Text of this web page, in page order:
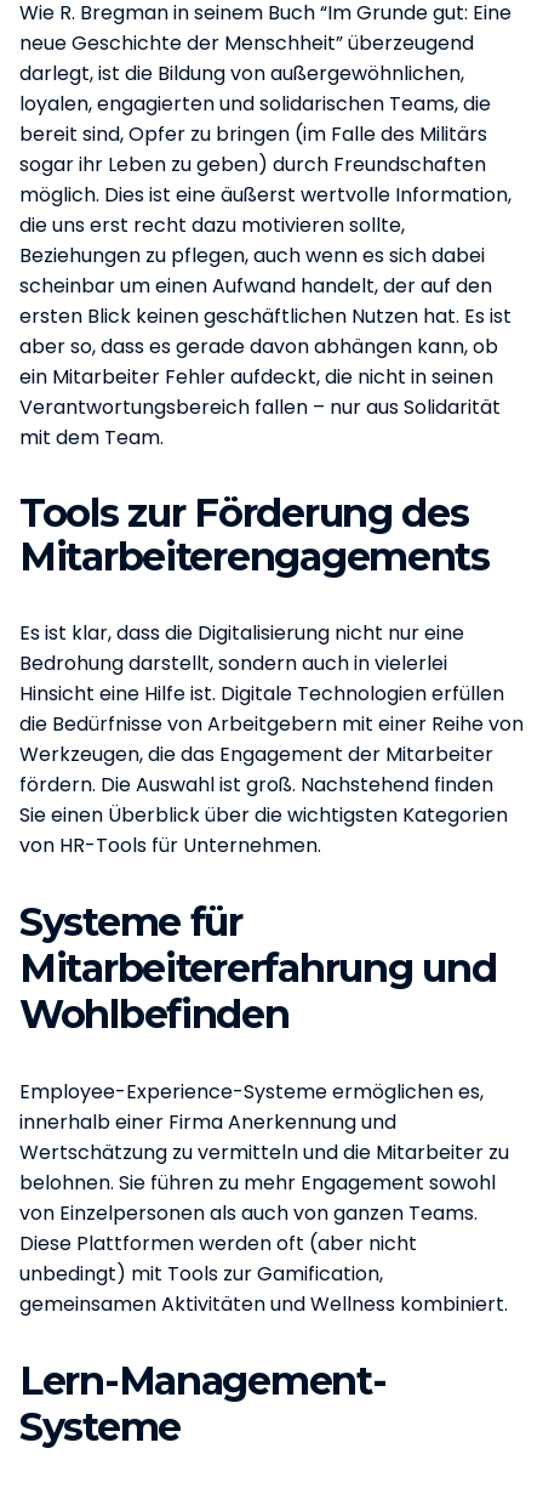
Wie R. Bregman in seinem Buch “Im Grunde gut: Eine
neue Geschichte der Menschheit” überzeugend
darlegt, ist die Bildung von außergewöhnlichen,
loyalen, engagierten und solidarischen Teams, die
bereit sind, Opfer zu bringen (im Falle des Militärs
sogar ihr Leben zu geben) durch Freundschaften
möglich. Dies ist eine äußerst wertvolle Information,
die uns erst recht dazu motivieren sollte,
Beziehungen zu pflegen, auch wenn es sich dabei
scheinbar um einen Aufwand handelt, der auf den
ersten Blick keinen geschäftlichen Nutzen hat. Es ist
aber so, dass es gerade davon abhängen kann, ob
ein Mitarbeiter Fehler aufdeckt, die nicht in seinen
Verantwortungsbereich fallen – nur aus Solidarität
mit dem Team.
Tools zur Förderung des
Mitarbeiterengagements
Es ist klar, dass die Digitalisierung nicht nur eine
Bedrohung darstellt, sondern auch in vielerlei
Hinsicht eine Hilfe ist. Digitale Technologien erfüllen
die Bedürfnisse von Arbeitgebern mit einer Reihe von
Werkzeugen, die das Engagement der Mitarbeiter
fördern. Die Auswahl ist groß. Nachstehend finden
Sie einen Überblick über die wichtigsten Kategorien
von HR-Tools für Unternehmen.
Systeme für
Mitarbeitererfahrung und
Wohlbefinden
Employee-Experience-Systeme ermöglichen es,
innerhalb einer Firma Anerkennung und
Wertschätzung zu vermitteln und die Mitarbeiter zu
belohnen. Sie führen zu mehr Engagement sowohl
von Einzelpersonen als auch von ganzen Teams.
Diese Plattformen werden oft (aber nicht
unbedingt) mit Tools zur Gamification,
gemeinsamen Aktivitäten und Wellness kombiniert.
Lern-Management-
Systeme